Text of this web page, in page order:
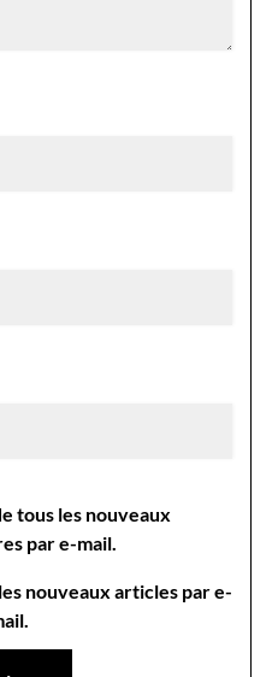
tous les nouveaux
par e-mail.
nouveaux articles par e-